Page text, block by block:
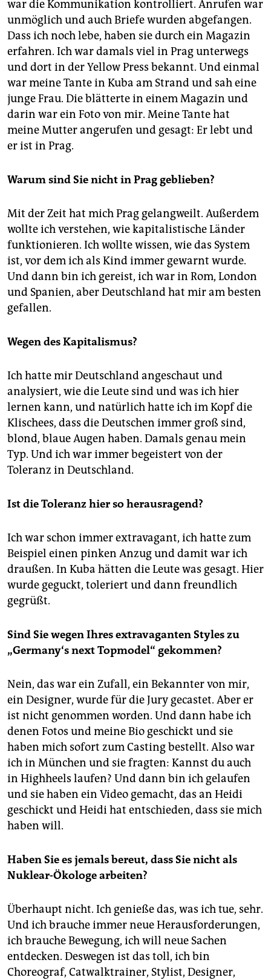
war die Kommunikation kontrolliert. Anrufen war
unmöglich und auch Briefe wurden abgefangen.
Dass ich noch lebe, haben sie durch ein Magazin
erfahren. Ich war damals viel in Prag unterwegs
und dort in der Yellow Press bekannt. Und einmal
war meine Tante in Kuba am Strand und sah eine
junge Frau. Die blätterte in einem Magazin und
darin war ein Foto von mir. Meine Tante hat
meine Mutter angerufen und gesagt: Er lebt und
er ist in Prag.
Warum sind Sie nicht in Prag geblieben?
Mit der Zeit hat mich Prag gelangweilt. Außerdem
wollte ich verstehen, wie kapitalistische Länder
funktionieren. Ich wollte wissen, wie das System
ist, vor dem ich als Kind immer gewarnt wurde.
Und dann bin ich gereist, ich war in Rom, London
und Spanien, aber Deutschland hat mir am besten
gefallen.
Wegen des Kapitalismus?
Ich hatte mir Deutschland angeschaut und
analysiert, wie die Leute sind und was ich hier
lernen kann, und natürlich hatte ich im Kopf die
Klischees, dass die Deutschen immer groß sind,
blond, blaue Augen haben. Damals genau mein
Typ. Und ich war immer begeistert von der
Toleranz in Deutschland.
Ist die Toleranz hier so herausragend?
Ich war schon immer extravagant, ich hatte zum
Beispiel einen pinken Anzug und damit war ich
draußen. In Kuba hätten die Leute was gesagt. Hier
wurde geguckt, toleriert und dann freundlich
gegrüßt.
Sind Sie wegen Ihres extravaganten Styles zu
„Germany‘s next Topmodel“ gekommen?
Nein, das war ein Zufall, ein Bekannter von mir,
ein Designer, wurde für die Jury gecastet. Aber er
ist nicht genommen worden. Und dann habe ich
denen Fotos und meine Bio geschickt und sie
haben mich sofort zum Casting bestellt. Also war
ich in München und sie fragten: Kannst du auch
in Highheels laufen? Und dann bin ich gelaufen
und sie haben ein Video gemacht, das an Heidi
geschickt und Heidi hat entschieden, dass sie mich
haben will.
Haben Sie es jemals bereut, dass Sie nicht als
Nuklear-Ökologe arbeiten?
Überhaupt nicht. Ich genieße das, was ich tue, sehr.
Und ich brauche immer neue Herausforderungen,
ich brauche Bewegung, ich will neue Sachen
entdecken. Deswegen ist das toll, ich bin
Choreograf, Catwalktrainer, Stylist, Designer,